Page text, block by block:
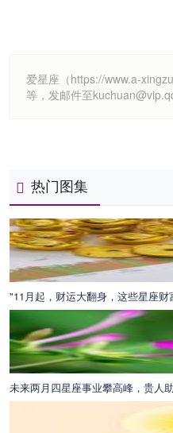
爱星座（https://www.a-
等，发邮件至
热门图集
"11月起，财运大翻身，这些星座财
未来两月四星座事业攀高峰，贵人